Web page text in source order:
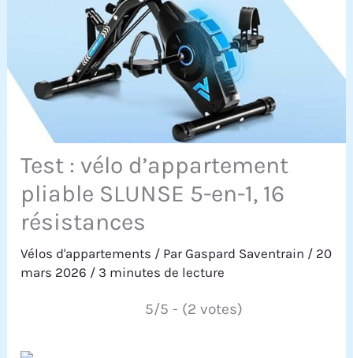
Test : vélo d’appartement
pliable SLUNSE 5-en-1, 16
résistances
Vélos d'appartements / ParGaspard Saventrain / 20
mars 2026 / 3 minutes de lecture
5/5 - (2 votes)